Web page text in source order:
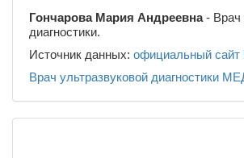
Гончарова Мария Андреевна- Врач
диагностики.
Источник данных: официальный
Врач ультразвуковой диагностики